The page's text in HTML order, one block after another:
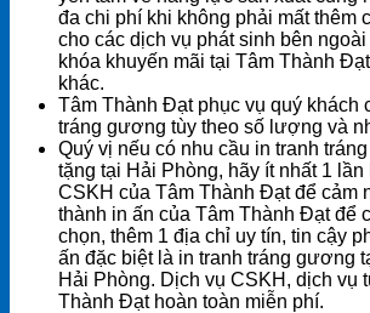
đa chi phí khi không phải mất thêm
cho các dịch vụ phát sinh bên
khóa khuyến mãi tại Tâm Thành
khác.
Tâm Thành Đạt phục vụ quý khách
tráng gương tùy theo số lượng và
Quý vị nếu có nhu cầu in tranh
tặng tại Hải Phòng, hãy ít nhất 1 lần
CSKH của Tâm Thành Đạt để cảm
thành in ấn của Tâm Thành Đạt để
chọn, thêm 1 địa chỉ uy tín, tin cậy
ấn đặc biệt là in tranh tráng gương
Hải Phòng. Dịch vụ CSKH, dịch vụ
Thành Đạt hoàn toàn miễn phí.